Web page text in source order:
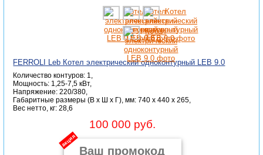
FERROLI Leb Котел электрический одноконтурный LEB 9.0
Количество контуров: 1,
Мощность: 1,25-7,5 кВт,
Напряжение: 220/380,
Габаритные размеры (В x Ш x Г), мм: 740 x 440 x 265,
Вес нетто, кг: 28,6
100 000 руб.
акция